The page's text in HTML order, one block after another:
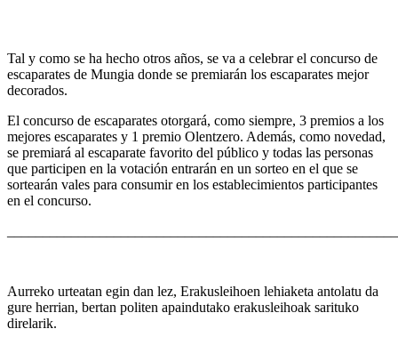
Tal y como se ha hecho otros años, se va a celebrar el concurso de
escaparates de Mungia donde se premiarán los escaparates mejor
decorados.
El concurso de escaparates otorgará, como siempre, 3 premios a los
mejores escaparates y 1 premio Olentzero. Además, como novedad,
se premiará al escaparate favorito del público y todas las personas
que participen en la votación entrarán en un sorteo en el que se
sortearán vales para consumir en los establecimientos participantes
en el concurso.
Aurreko urteatan egin dan lez, Erakusleihoen lehiaketa antolatu da
gure herrian, bertan politen apaindutako erakusleihoak sarituko
direlarik.